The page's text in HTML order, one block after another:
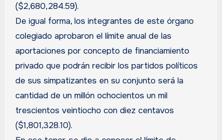
($2,680,284.59).
De igual forma, los integrantes de este órgano
colegiado aprobaron el límite anual de las
aportaciones por concepto de financiamiento
privado que podrán recibir los partidos políticos
de sus simpatizantes en su conjunto será la
cantidad de un millón ochocientos un mil
trescientos veintiocho con diez centavos
($1,801,328.10).